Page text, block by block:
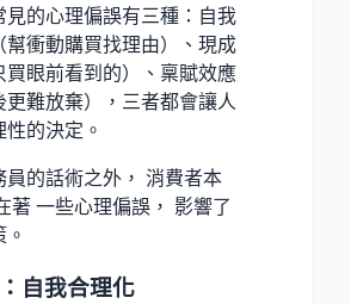
見的心理偏誤有三種：自我
幫衝動購買找理由）、現成
買眼前看到的）、稟賦效應
更難放棄），三者都會讓人
的決定。
員的話術之外， 消費者本
著 一些心理偏誤， 影響了
自我合理化